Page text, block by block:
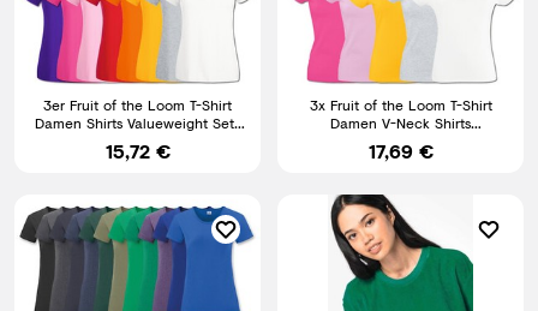
3er Fruit of the Loom T-Shirt
Damen Shirts Valueweight Sets
Tshirt S - XXL
15,72 €
3x Fruit of the Loom T-Shirt
Damen V-Neck Shirts
Valueweight Sets Tshirt S - XXL
17,69 €